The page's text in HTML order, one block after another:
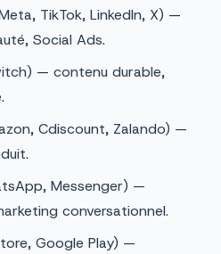
TikTok, LinkedIn, X) —
Social Ads.
— contenu durable,
Cdiscount, Zalando) —
Messenger) —
conversationnel.
Google Play) —